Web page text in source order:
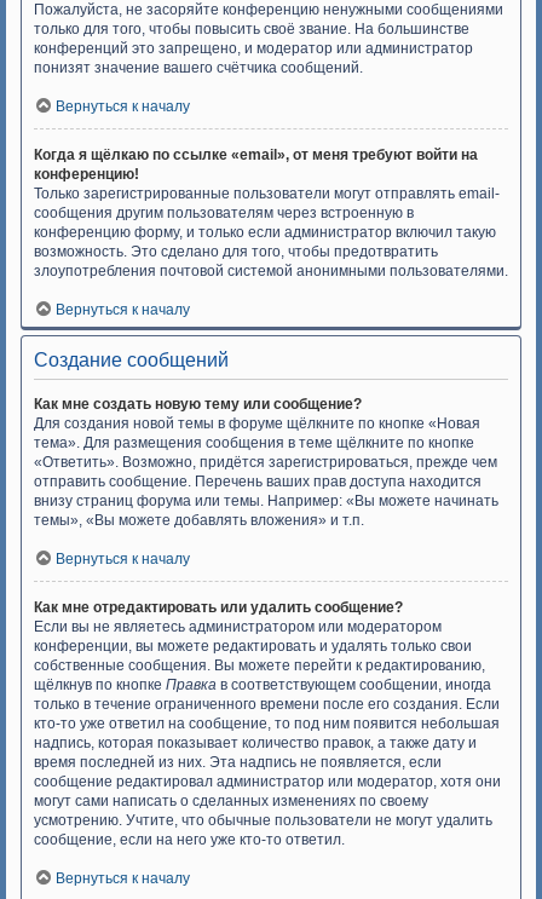
Пожалуйста, не засоряйте конференцию ненужными сообщениями
только для того, чтобы повысить своё звание. На большинстве
конференций это запрещено, и модератор или администратор
понизят значение вашего счётчика сообщений.
Вернуться к началу
Когда я щёлкаю по ссылке «email», от меня требуют войти на
конференцию!
Только зарегистрированные пользователи могут отправлять email-
сообщения другим пользователям через встроенную в
конференцию форму, и только если администратор включил такую
возможность. Это сделано для того, чтобы предотвратить
злоупотребления почтовой системой анонимными пользователями.
Вернуться к началу
Создание сообщений
Как мне создать новую тему или сообщение?
Для создания новой темы в форуме щёлкните по кнопке «Новая
тема». Для размещения сообщения в теме щёлкните по кнопке
«Ответить». Возможно, придётся зарегистрироваться, прежде чем
отправить сообщение. Перечень ваших прав доступа находится
внизу страниц форума или темы. Например: «Вы можете начинать
темы», «Вы можете добавлять вложения» и т.п.
Вернуться к началу
Как мне отредактировать или удалить сообщение?
Если вы не являетесь администратором или модератором
конференции, вы можете редактировать и удалять только свои
собственные сообщения. Вы можете перейти к редактированию,
щёлкнув по кнопке Правка в соответствующем сообщении, иногда
только в течение ограниченного времени после его создания. Если
кто-то уже ответил на сообщение, то под ним появится небольшая
надпись, которая показывает количество правок, а также дату и
время последней из них. Эта надпись не появляется, если
сообщение редактировал администратор или модератор, хотя они
могут сами написать о сделанных изменениях по своему
усмотрению. Учтите, что обычные пользователи не могут удалить
сообщение, если на него уже кто-то ответил.
Вернуться к началу